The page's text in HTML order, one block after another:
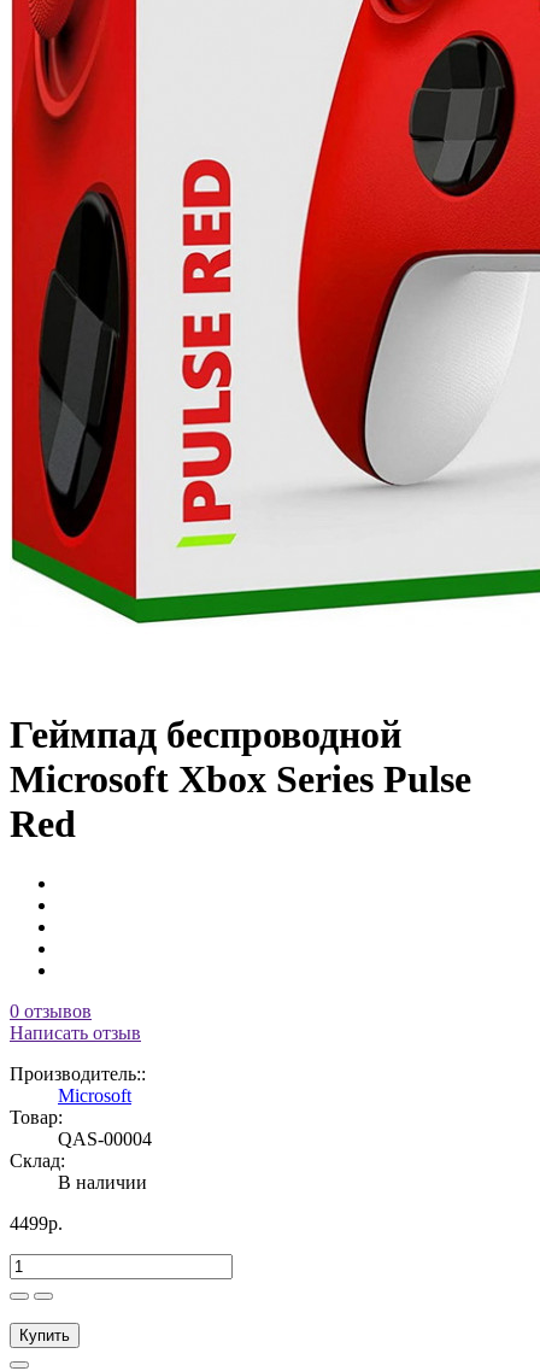
Геймпад беспроводной
Microsoft Xbox Series Pulse
Red
0 отзывов
Написать отзыв
Производитель::
Microsoft
Товар:
QAS-00004
Склад:
В наличии
4499р.
Купить